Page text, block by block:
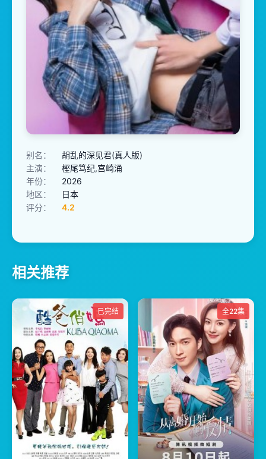
别名：
胡乱的深见君(真人版)
主演：
樫尾笃纪,宫崎涌
年份：
2026
地区：
日本
评分：
4.2
相关推荐
已完结 全22集